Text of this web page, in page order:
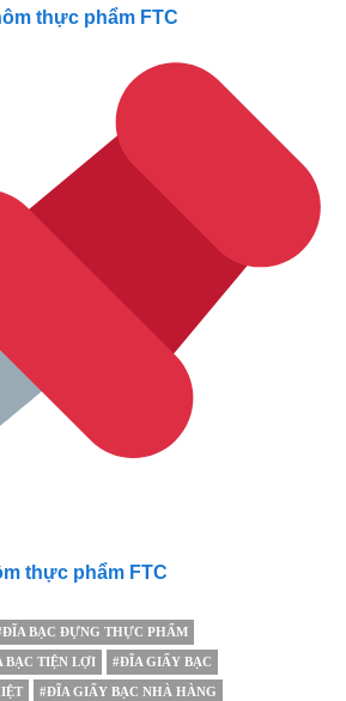
thực phẩm FTC
thực phẩm FTC
BẠC ĐỰNG THỰC PHẨM
BẠC TIỆN LỢI #ĐĨA GIẤY BẠC
#ĐĨA GIẤY BẠC NHÀ HÀNG